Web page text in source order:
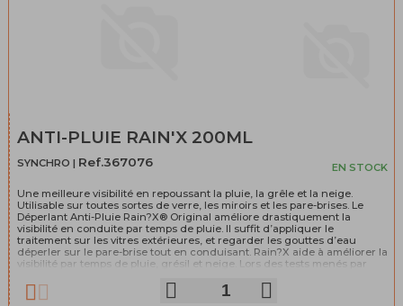
ANTI-PLUIE RAIN'X 200ML
SYNCHRO | Ref.367076 EN STOCK
Une meilleure visibilité en repoussant la pluie, la grêle et la neige.
Utilisable sur toutes sortes de verre, les miroirs et les pare-brises. Le
Déperlant Anti-Pluie Rain?X® Original améliore drastiquement la
visibilité en conduite par temps de pluie. Il suffit d’appliquer le
traitement sur les vitres extérieures, et regarder les gouttes d’eau
déperler sur le pare-brise tout en conduisant. Rain?X aide à améliorer la
visibilité par temps de pluie, grésil et neige. Lors des tests menés par
le temps de réponse jusqu’à une seconde et plus. A des vitesses
autoroutières, c’est une distance de freinage diminuée de presque